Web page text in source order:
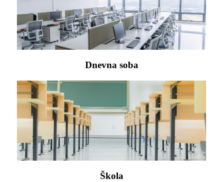
Dnevna soba
Škola